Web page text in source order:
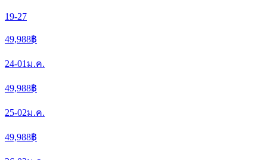
19-27
49,988฿
24-01 ม.ค.
49,988฿
25-02ม.ค.
49,988฿